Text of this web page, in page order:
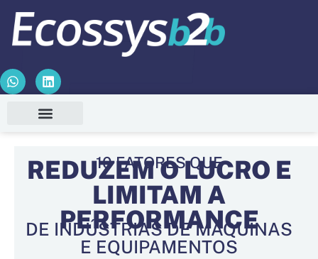
10 FATORES QUE
REDUZEM O LUCRO E
LIMITAM A
PERFORMANCE
DE INDÚSTRIAS DE MÁQUINAS
E EQUIPAMENTOS